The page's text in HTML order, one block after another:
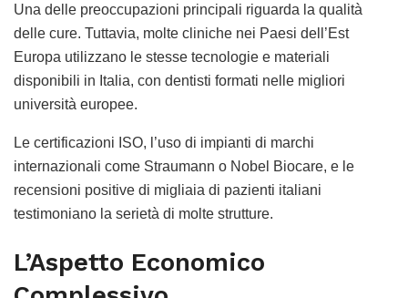
Una delle preoccupazioni principali riguarda la qualità
delle cure. Tuttavia, molte cliniche nei Paesi dell’Est
Europa utilizzano le stesse tecnologie e materiali
disponibili in Italia, con dentisti formati nelle migliori
università europee.
Le certificazioni ISO, l’uso di impianti di marchi
internazionali come Straumann o Nobel Biocare, e le
recensioni positive di migliaia di pazienti italiani
testimoniano la serietà di molte strutture.
L’Aspetto Economico